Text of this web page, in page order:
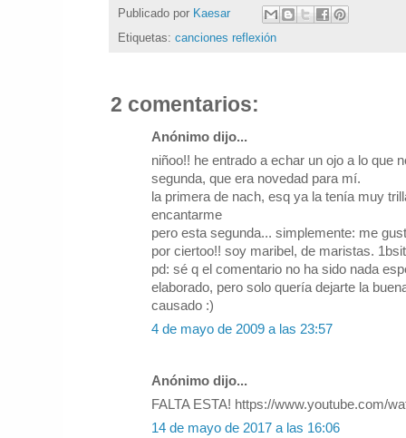
Publicado por Kaesar
Etiquetas: canciones reflexión
2 comentarios:
Anónimo dijo...
niñoo!! he entrado a echar un ojo a lo que
segunda, que era novedad para mí.
la primera de nach, esq ya la tenía muy
encantarme
pero esta segunda... simplemente: me
por ciertoo!! soy maribel, de maristas.
pd: sé q el comentario no ha sido nada
elaborado, pero solo quería dejarte la
causado :)
4 de mayo de 2009 a las 23:57
Anónimo dijo...
FALTA ESTA! https://www.youtube.com/
14 de mayo de 2017 a las 16:06